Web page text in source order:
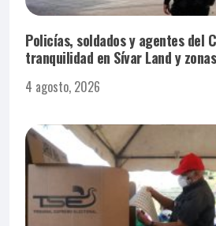
Policías, soldados y agentes del
tranquilidad en Sívar Land y
4 agosto, 2026